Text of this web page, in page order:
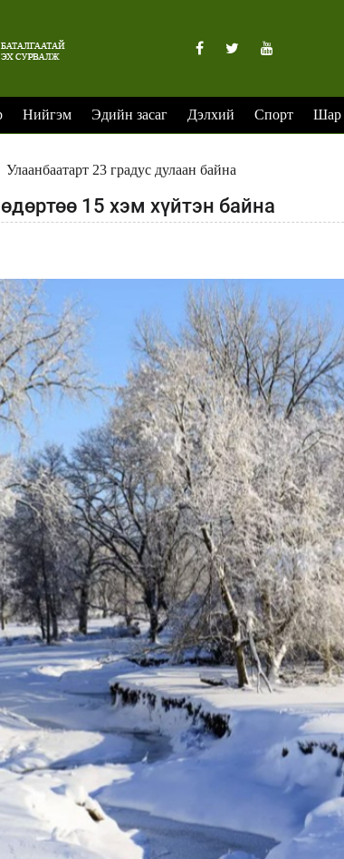
Нийгэм Эдийн засаг Дэлхий Спорт Шар
Улаанбаатарт 23 градус дулаан байна
15 хэм хүйтэн байна